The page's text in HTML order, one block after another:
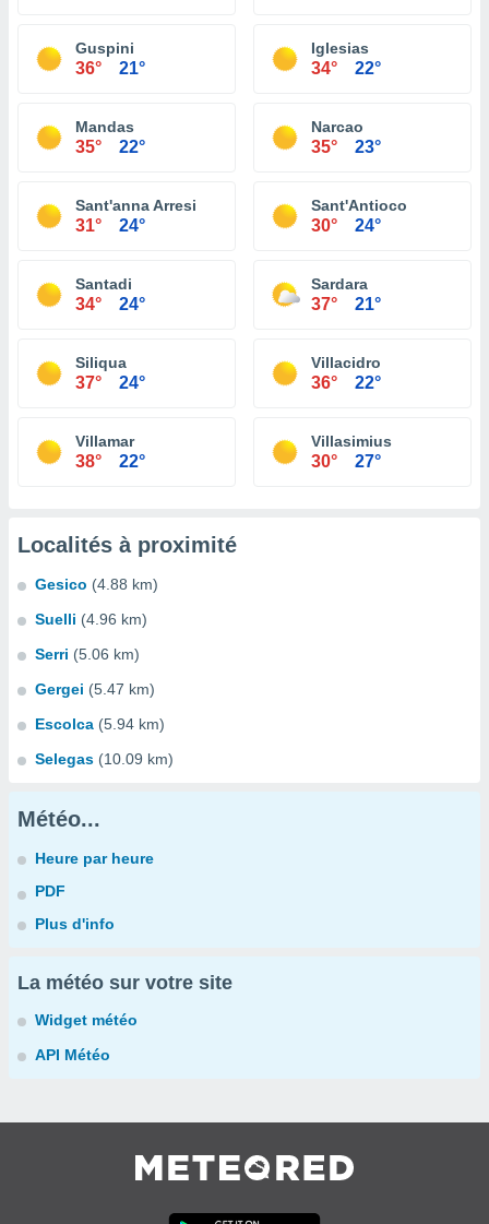
Guspini
36° 21°
Iglesias
34° 22°
Mandas
35° 22°
Narcao
35° 23°
Sant'anna Arresi
31° 24°
Sant'Antioco
30° 24°
Santadi
34° 24°
Sardara
37° 21°
Siliqua
37° 24°
Villacidro
36° 22°
Villamar
38° 22°
Villasimius
30° 27°
Localités à proximité
Gesico (4.88 km)
Suelli (4.96 km)
Serri (5.06 km)
Gergei (5.47 km)
Escolca (5.94 km)
Selegas (10.09 km)
Météo...
Heure par heure
PDF
Plus d'info
La météo sur votre site
Widget météo
API Météo